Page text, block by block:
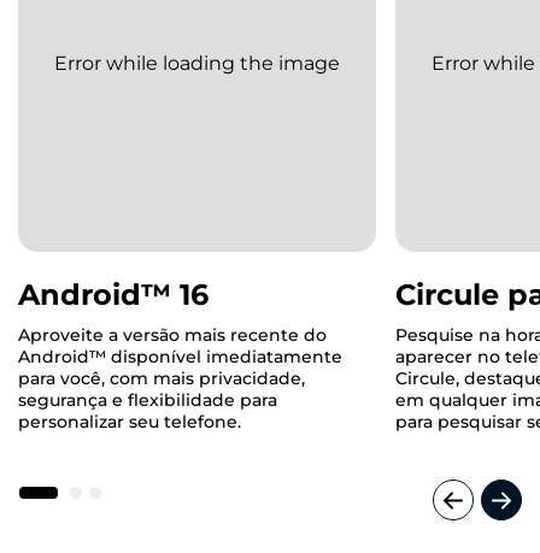
Android™ 16
Aproveite a versão mais recente do
Android™ disponível imediatamente
para você, com mais privacidade,
segurança e flexibilidade para
personalizar seu telefone.
Circule
Pesquise na
aparecer no
Circule,
em qualquer
para pesquisar